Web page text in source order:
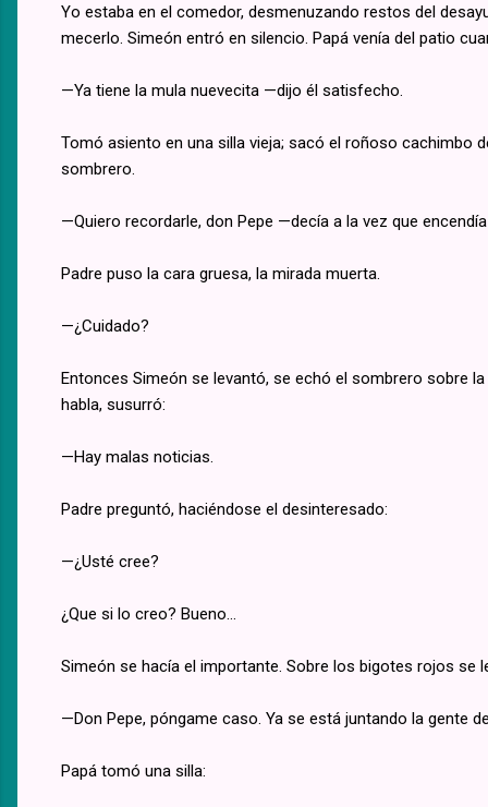
Yo estaba en el comedor, desmenuzando restos del
mecerlo. Simeón entró en silencio. Papá venía del patio
—Ya tiene la mula nuevecita —dijo él satisfecho.
Tomó asiento en una silla vieja; sacó el roñoso cachimbo
sombrero.
—Quiero recordarle, don Pepe —decía a la vez que
Padre puso la cara gruesa, la mirada muerta.
—¿Cuidado?
Entonces Simeón se levantó, se echó el sombrero sobre
habla, susurró:
—Hay malas noticias.
Padre preguntó, haciéndose el desinteresado:
—¿Usté cree?
¿Que si lo creo? Bueno...
Simeón se hacía el importante. Sobre los bigotes rojos se
—Don Pepe, póngame caso. Ya se está juntando la gente
Papá tomó una silla: